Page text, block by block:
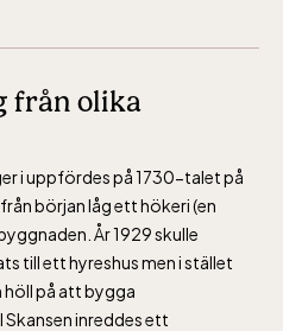
från olika
i uppfördes på 1730-talet på
början låg ett hökeri (en
År 1929 skulle
till ett hyreshus men i stället
höll på att bygga
inreddes ett